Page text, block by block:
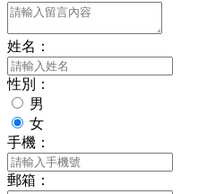
姓名：
性別：
男
女
手機：
郵箱：